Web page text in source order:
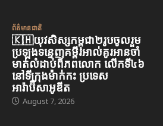
ព័ត៌មានជាតិ
🇰🇭យុវសិស្សកម្ពុជា២រូបចូលរួម
ប្រឡងទន្ទេញគម្ពីរអាល់គូរអានចាំ
មាត់លំដាប់ពិភពលោក លើកទី៤៦
នៅទីក្រុងម៉ាក់កះ ប្រទេស
អារ៉ាប៊ីសាអូឌីត
August 7, 2026